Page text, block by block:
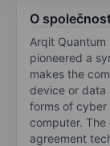
O
Arqit
pioneered a
makes the
device or data
forms of
computer.
agreement